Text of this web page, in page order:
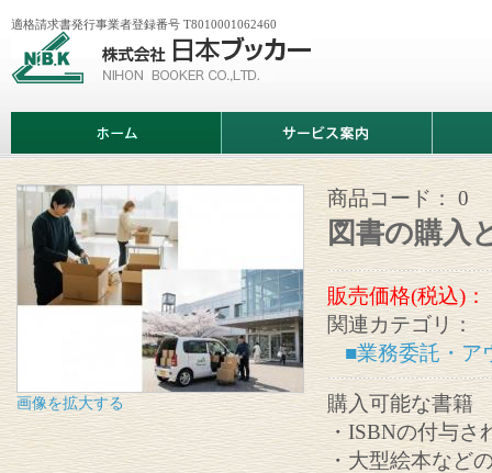
会
日
ッ
カ
適格請求書発行事業者登録番号 T8010001062460
ム
ビ
案
情
画像を拡大する
商品コード： 0
図書の購入
販売価格(税込)：
関連カテゴリ：
■業務委託・ア
購入可能な書籍
・ISBNの付与さ
・大型絵本など